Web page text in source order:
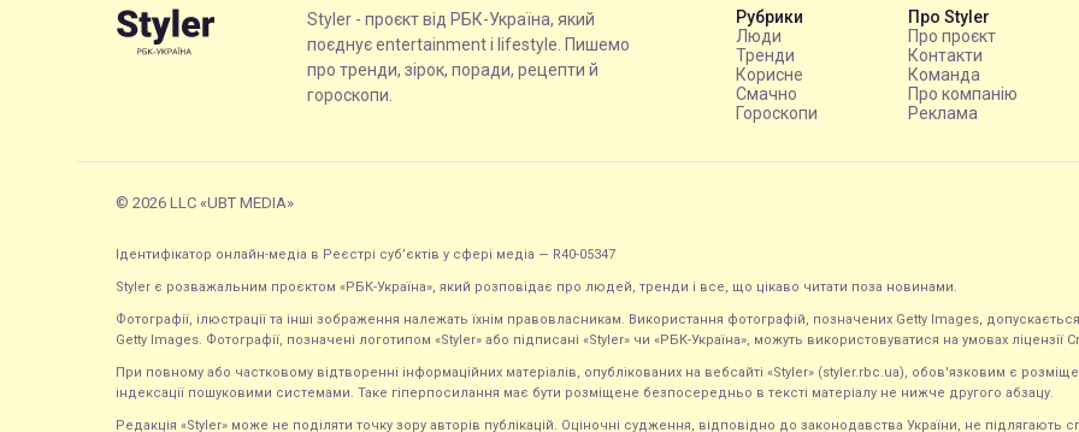
Styler - проєкт від РБК-Україна, який
поєднує entertainment і lifestyle. Пишемо
про тренди, зірок, поради, рецепти й
гороскопи.
Рубрики
Люди
Тренди
Корисне
Смачно
Гороскопи
Про Styler
Про проєкт
Контакти
Команда
Про компанію
Реклама
© 2026 LLC «UBT MEDIA»
Ідентифікатор онлайн-медіа в Реєстрі суб’єктів у сфері медіа — R40-05347
Styler є розважальним проєктом «РБК-Україна», який розповідає про людей, тренди і все, що цікаво читати поза новинами.
Фотографії, ілюстрації та інші зображення належать їхнім правовласникам. Використання фотографій, позначених Getty Images,
Getty Images. Фотографії, позначені логотипом «Styler» або підписані «Styler» чи «РБК-Україна», можуть використовуватися на умовах
При повному або частковому відтворенні інформаційних матеріалів, опублікованих на вебсайті «Styler» (styler.rbc.ua), обов'язковим є
індексації пошуковими системами. Таке гіперпосилання має бути розміщене безпосередньо в тексті матеріалу не нижче другого абзацу.
Редакція «Styler» може не поділяти точку зору авторів публікацій. Оціночні судження, відповідно до законодавства України, не